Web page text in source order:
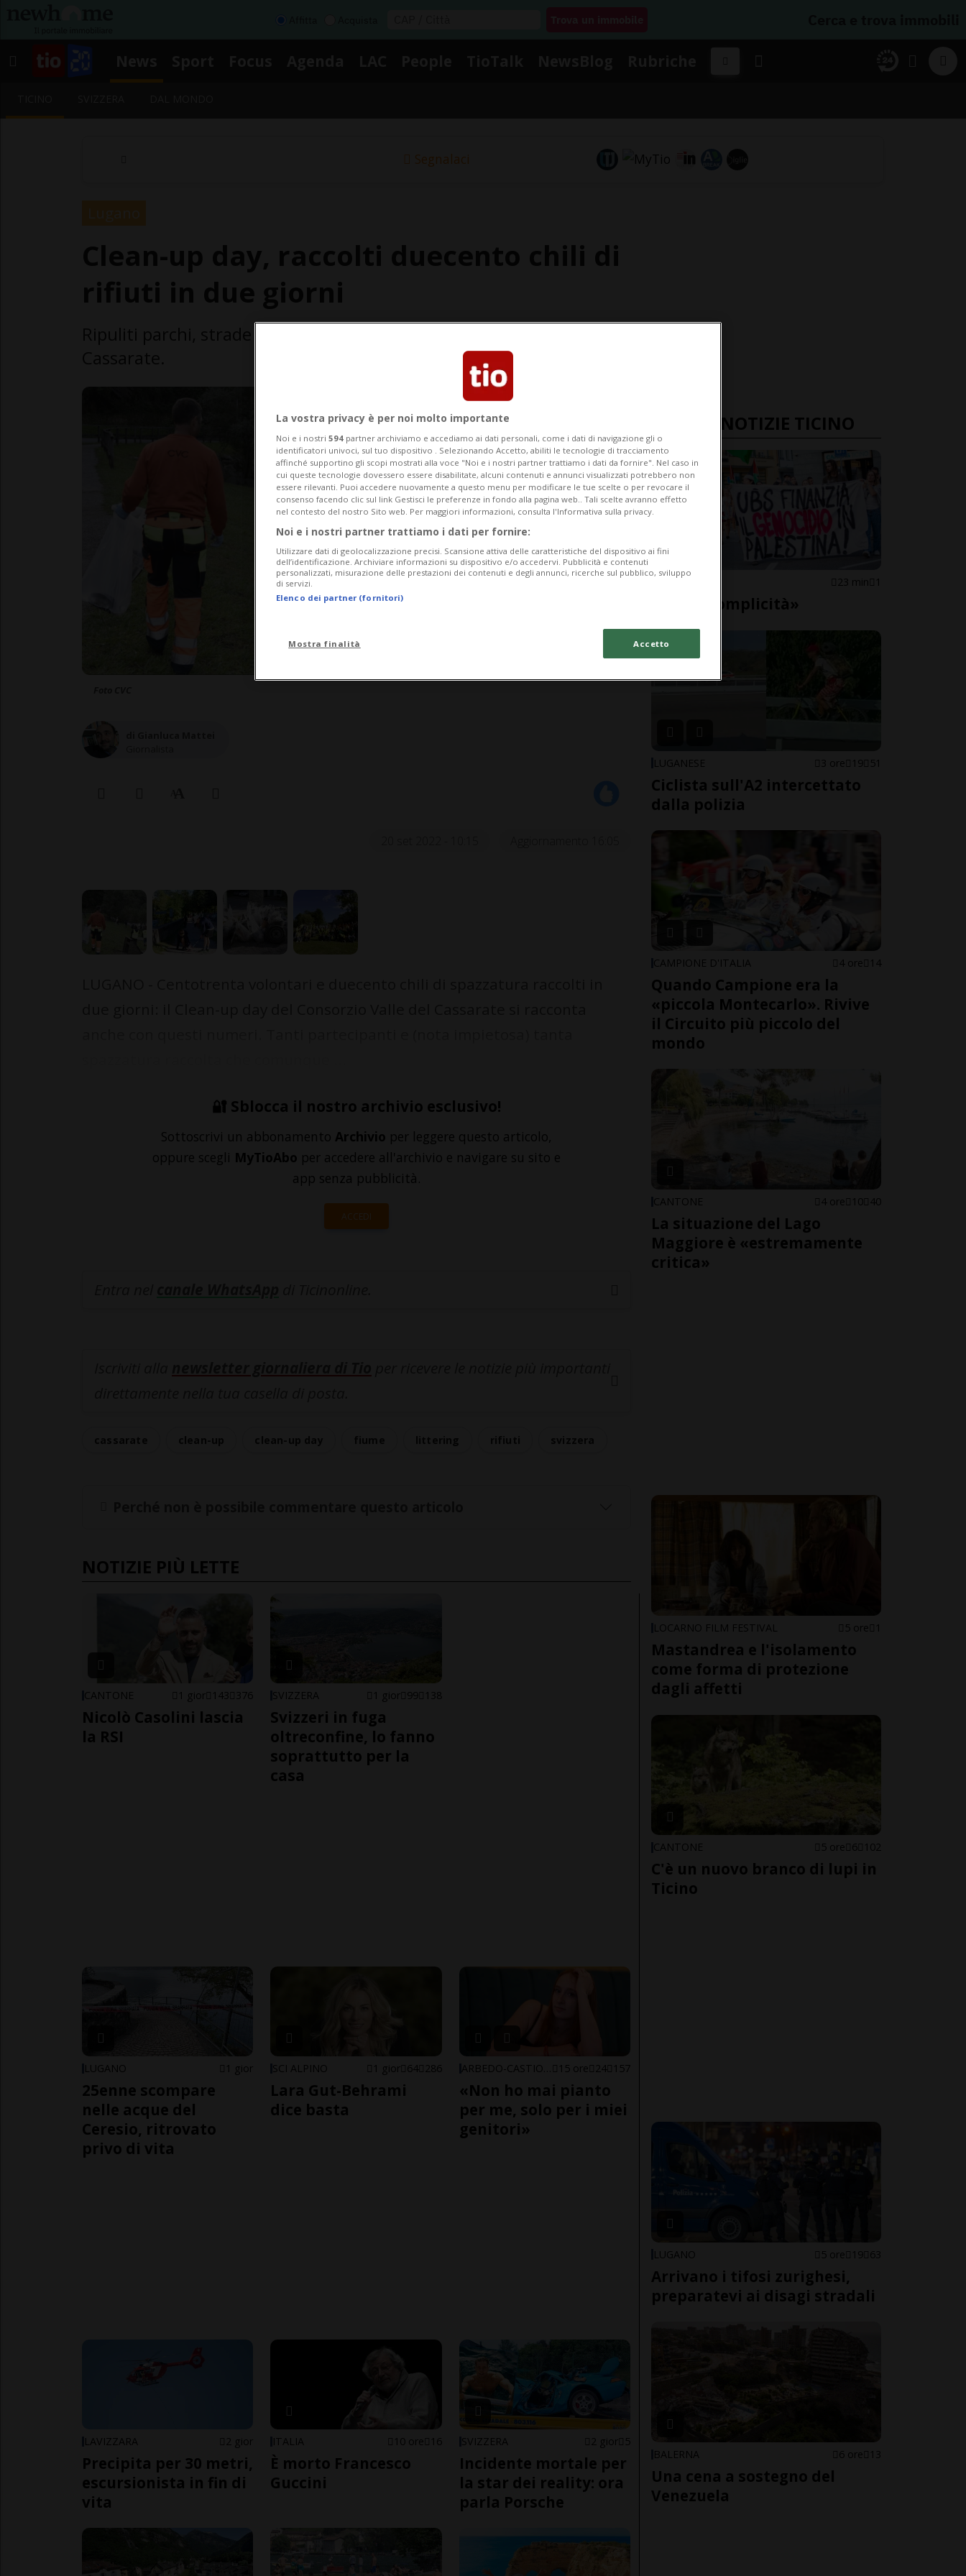
Segnalaci
🔐 Sblocca il nostro archivio esclusivo!
Sottoscrivi un abbonamento Archivio per leggere questo articolo,
oppure scegli MyTioAbo per accedere all'archivio e navigare su sito e
app senza pubblicità.
ACCEDI
NOTIZIE PIÙ LETTE
CANTONE 1 gior 143 376
Nicolò Casolini lascia
la RSI
SVIZZERA 1 gior 99 138
Svizzeri in fuga
oltreconfine, lo fanno
soprattutto per la
casa
LUGANO 1 gior
25enne scompare
nelle acque del
Ceresio, ritrovato
privo di vita
SCI ALPINO 1 gior 64 286
Lara Gut-Behrami
dice basta
15 ore 24 157
«Non ho mai pianto
per me, solo per i miei
genitori»
LAVIZZARA 2 gior
Precipita per 30 metri,
escursionista in fin di
vita
ITALIA 10 ore 16
È morto Francesco
Guccini
SVIZZERA 2 gior 5
Incidente mortale per
la star dei reality: ora
parla Porsche
ULTIME NOTIZIE TICINO
LOCARNO 23 min 1
«Basta complicità»
LUGANESE 3 ore 19 51
Ciclista sull'A2 intercettato
dalla polizia
CAMPIONE D'ITALIA 4 ore 14
Quando Campione era la
«piccola Montecarlo». Rivive
il Circuito più piccolo del
mondo
CANTONE 4 ore 10 40
La situazione del Lago
Maggiore è «estremamente
critica»
LOCARNO FILM FESTIVAL 5 ore 1
Mastandrea e l'isolamento
come forma di protezione
dagli affetti
CANTONE 5 ore 6 102
C'è un nuovo branco di lupi in
Ticino
LUGANO 5 ore 19 63
Arrivano i tifosi zurighesi,
preparatevi ai disagi stradali
BALERNA 6 ore 13
Una cena a sostegno del
Venezuela
La vostra privacy è per noi molto importante
Noi e i nostri 594 partner archiviamo e accediamo ai dati personali, come i dati di navigazione gli o
identificatori univoci, sul tuo dispositivo . Selezionando Accetto, abiliti le tecnologie di tracciamento
affinché supportino gli scopi mostrati alla voce "Noi e i nostri partner trattiamo i dati da fornire". Nel caso in
cui queste tecnologie dovessero essere disabilitate, alcuni contenuti e annunci visualizzati potrebbero non
essere rilevanti. Puoi accedere nuovamente a questo menu per modificare le tue scelte o per revocare il
consenso facendo clic sul link Gestisci le preferenze in fondo alla pagina web.. Tali scelte avranno effetto
nel contesto del nostro Sito web. Per maggiori informazioni, consulta l'Informativa sulla privacy.
Noi e i nostri partner trattiamo i dati per fornire:
Utilizzare dati di geolocalizzazione precisi. Scansione attiva delle caratteristiche del dispositivo ai fini
dell’identificazione. Archiviare informazioni su dispositivo e/o accedervi. Pubblicità e contenuti
personalizzati, misurazione delle prestazioni dei contenuti e degli annunci, ricerche sul pubblico, sviluppo
di servizi.
Elenco dei partner (fornitori)
Mostra finalità Accetto